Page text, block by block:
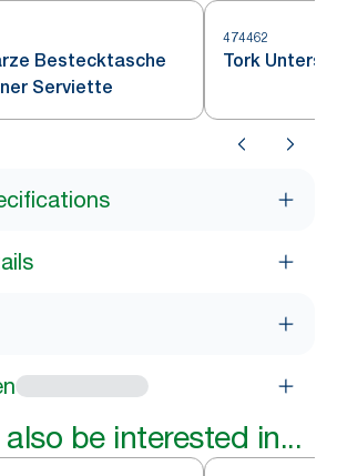
Bestecktasche
Serviette
474462
Tork
be interested in...